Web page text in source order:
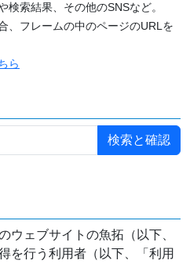
索結果、その他のSNSなど。
、フレームの中のページのURLを
ら
ウェブサイトの魚拓（以下、
を行う利用者（以下、「利用